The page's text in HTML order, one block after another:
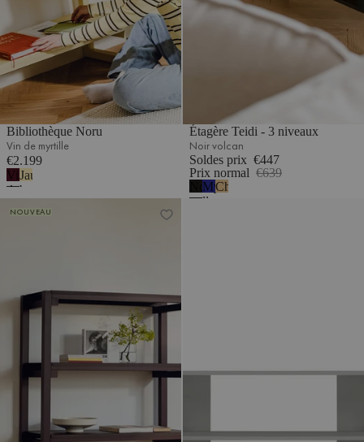
Bibliothèque Noru
Vin de myrtille
€2.199
Vin
de
Jaune
beurre
Étagère Teidi - 3 niveaux
Noir volcan
Soldes prix €447
Prix normal €639
Noir
volcan
Myrtille
douce
Chêne
NOUVEAU